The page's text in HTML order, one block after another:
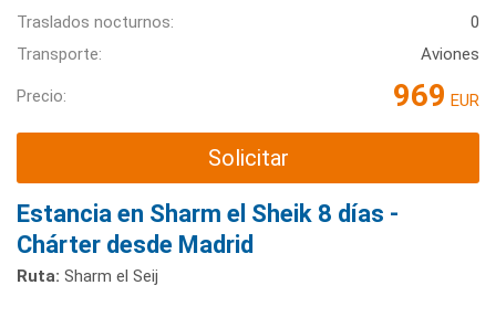
Traslados nocturnos:
0
Transporte:
Aviones
Precio: 969 EUR
Solicitar
Estancia en Sharm el Sheik 8 días -
Chárter desde Madrid
Ruta: Sharm el Seij